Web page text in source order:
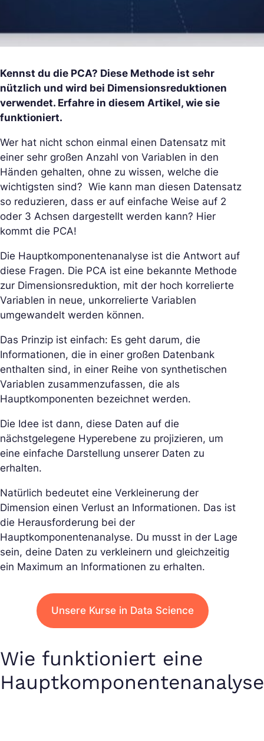
Kennst du die PCA? Diese Methode ist sehr
nützlich und wird bei Dimensionsreduktionen
verwendet. Erfahre in diesem Artikel, wie sie
funktioniert.
Wer hat nicht schon einmal einen Datensatz mit
einer sehr großen Anzahl von Variablen in den
Händen gehalten, ohne zu wissen, welche die
wichtigsten sind? Wie kann man diesen Datensatz
so reduzieren, dass er auf einfache Weise auf 2
oder 3 Achsen dargestellt werden kann? Hier
kommt die PCA!
Die Hauptkomponentenanalyse ist die Antwort auf
diese Fragen. Die PCA ist eine bekannte Methode
zur Dimensionsreduktion, mit der hoch korrelierte
Variablen in neue, unkorrelierte Variablen
umgewandelt werden können.
Das Prinzip ist einfach: Es geht darum, die
Informationen, die in einer großen Datenbank
enthalten sind, in einer Reihe von synthetischen
Variablen zusammenzufassen, die als
Hauptkomponenten bezeichnet werden.
Die Idee ist dann, diese Daten auf die
nächstgelegene Hyperebene zu projizieren, um
eine einfache Darstellung unserer Daten zu
erhalten.
Natürlich bedeutet eine Verkleinerung der
Dimension einen Verlust an Informationen. Das ist
die Herausforderung bei der
Hauptkomponentenanalyse. Du musst in der Lage
sein, deine Daten zu verkleinern und gleichzeitig
ein Maximum an Informationen zu erhalten.
Unsere Kurse in Data Science
Wie funktioniert eine